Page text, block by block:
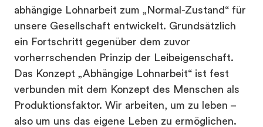
abhängige Lohnarbeit zum „Normal-Zustand“ für
unsere Gesellschaft entwickelt. Grundsätzlich
ein Fortschritt gegenüber dem zuvor
vorherrschenden Prinzip der Leibeigenschaft.
Das Konzept „Abhängige Lohnarbeit“ ist fest
verbunden mit dem Konzept des Menschen als
Produktionsfaktor. Wir arbeiten, um zu leben –
also um uns das eigene Leben zu ermöglichen.